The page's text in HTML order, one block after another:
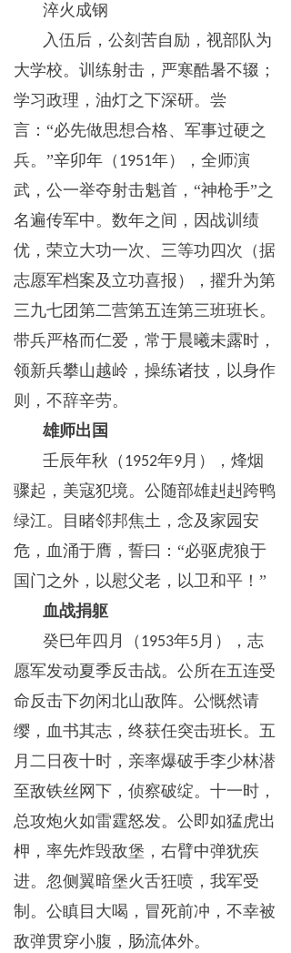
淬火成钢
入伍后，公刻苦自励，视部队为
大学校。训练射击，严寒酷暑不辍；
学习政理，油灯之下深研。尝
言： “必先做思想合格、军事过硬之
兵。”辛卯年（ 1951年），全师演
武，公一举夺射击魁首，“神枪手”之
名遍传军中。数年之间，因战训绩
优，荣立大功一次、三等功四次（据
志愿军档案及立功喜报），擢升为第
三九七团第二营第五连第三班班长。
带兵严格而仁爱，常于晨曦未露时，
领新兵攀山越岭，操练诸技，以身作
则，不辞辛劳。
雄师出国
壬辰年秋（ 1952年9月），烽烟
骤起，美寇犯境。公随部雄赳赳跨鸭
绿江。目睹邻邦焦土，念及家园安
危，血涌于膺，誓曰：“必驱虎狼于
国门之外，以慰父老，以卫和平！”
血战捐躯
癸巳年四月（ 1953年5 月），志
愿军发动夏季反击战。公所在五连受
命反击下勿闲北山敌阵。公慨然请
缨，血书其志，终获任突击班长。五
月二日夜十时，亲率爆破手李少林潜
至敌铁丝网下，侦察破绽。十一时，
总攻炮火如雷霆怒发。公即如猛虎出
柙，率先炸毁敌堡，右臂中弹犹疾
进。忽侧翼暗堡火舌狂喷，我军受
制。公瞋目大喝，冒死前冲，不幸被
敌弹贯穿小腹，肠流体外。